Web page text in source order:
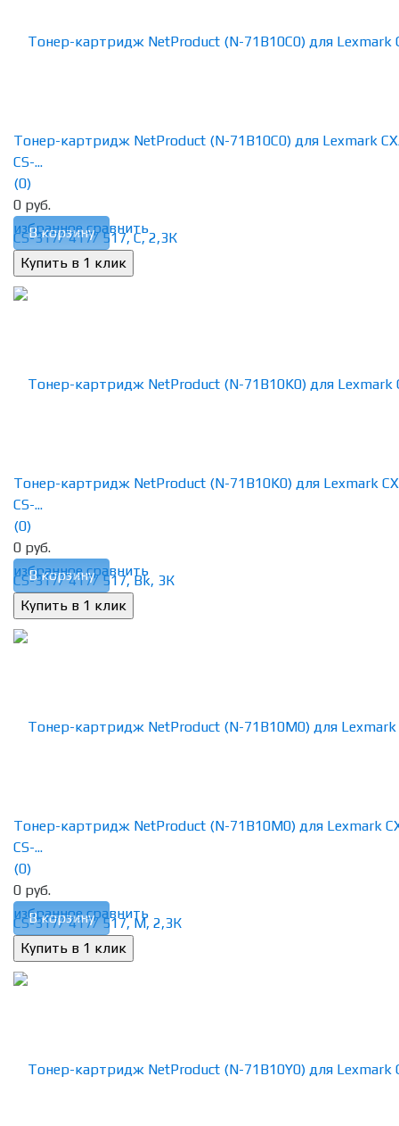
избранное сравнить
Тонер-картридж NetProduct (N-71B10C0) для Lexmark
CS-...
(0)
0 руб.
В корзину
избранное сравнить
Тонер-картридж NetProduct (N-71B10K0) для Lexmark
CS-...
(0)
0 руб.
В корзину
избранное сравнить
Тонер-картридж NetProduct (N-71B10M0) для Lexmark
CS-...
(0)
0 руб.
В корзину